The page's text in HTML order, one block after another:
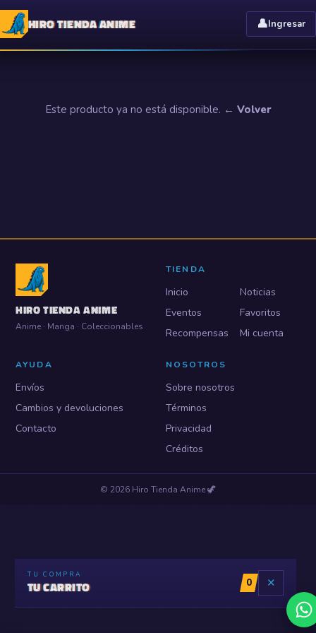
HIRO TIENDA ANIME 👤Ingresar
Este producto ya no está disponible. ← Volver
HIRO TIENDA ANIME
Anime · Manga · Coleccionables
TIENDA
Inicio
Noticias
Eventos
Favoritos
Recompensas
Mi cuenta
AYUDA
Envíos
Cambios y devoluciones
Contacto
NOSOTROS
Sobre nosotros
Términos
Privacidad
Créditos
© 2026 Hiro Tienda Anime🦖
TU COMPRA
TU CARRITO 0 ✕